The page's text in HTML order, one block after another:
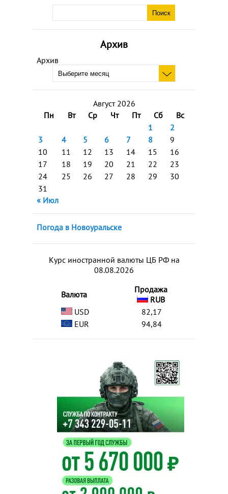
Архив
Архив
Август 2026
Пн
Вт Ср Чт Пт Сб
Вс
1
2
3
4 5 6 7 8
9
10
11 12 13 14 15
16
17
18 19 20 21 22
23
24
25 26 27 28 29
30
31
« Июл
Погода в Новоуральске
Курс иностранной валюты ЦБ РФ на
08.08.2026
Валюта
Продажа
RUB
USD
82,17
EUR
94,84